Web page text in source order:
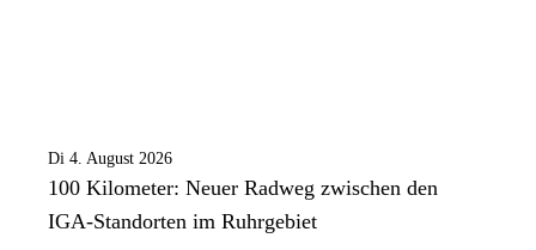
Di 4. August 2026
100 Kilometer: Neuer Radweg zwischen den
IGA-Standorten im Ruhrgebiet